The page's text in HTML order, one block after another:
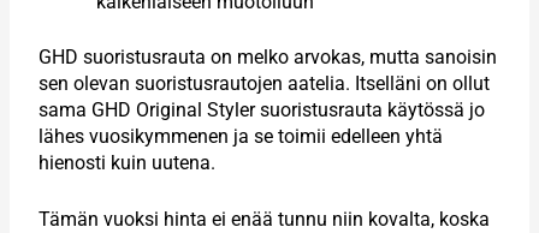
GHD suoristusrauta on melko arvokas, mutta sanoisin
sen olevan suoristusrautojen aatelia. Itselläni on ollut
sama GHD Original Styler suoristusrauta käytössä jo
lähes vuosikymmenen ja se toimii edelleen yhtä
hienosti kuin uutena.
Tämän vuoksi hinta ei enää tunnu niin kovalta, koska